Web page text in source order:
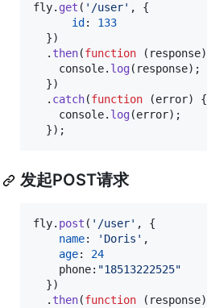
fly. get ( '/user' ,
{
id : 133
})
. then(function ( response)
console. log( response) ;
})
. catch(function (error)
{
console. log(error) ;
}) ;
发起POST请求
fly. post ( '/user' ,
{
name: 'Doris' ,
age: 24
phone: "18513222525"
})
. then(function ( response)